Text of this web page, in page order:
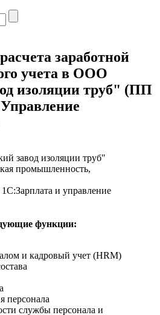
заработной
учета в ООО
изоляции труб" (ПП
завод изоляции труб"
промышленность,
1С:Зарплата и управление
функции:
и кадровый учет (HRM)
персонала
службы персонала и